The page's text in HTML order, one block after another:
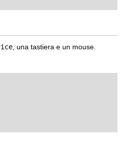
, una tastiera e un mouse.